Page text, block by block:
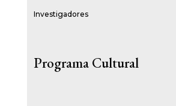
Investigadores
Programa Cultural